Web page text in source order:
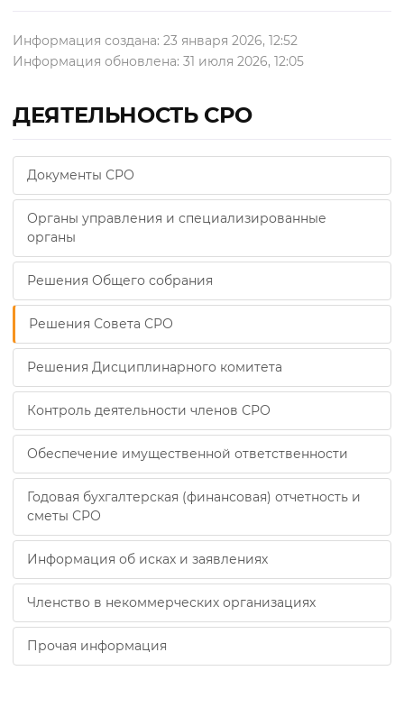
Информация создана: 23 января 2026, 12:52
Информация обновлена: 31 июля 2026, 12:05
ДЕЯТЕЛЬНОСТЬ СРО
Документы СРО
Органы управления и специализированные
органы
Решения Общего собрания
Решения Совета СРО
Решения Дисциплинарного комитета
Контроль деятельности членов СРО
Обеспечение имущественной ответственности
Годовая бухгалтерская (финансовая) отчетность и
сметы СРО
Информация об исках и заявлениях
Членство в некоммерческих организациях
Прочая информация